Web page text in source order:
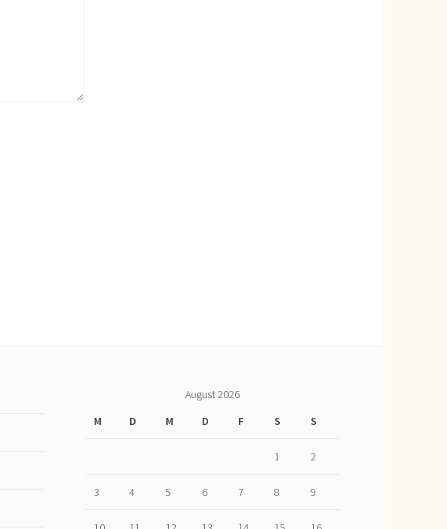
August 2026
M
D M D F S S
1 2
3 4 5 6 7 8 9